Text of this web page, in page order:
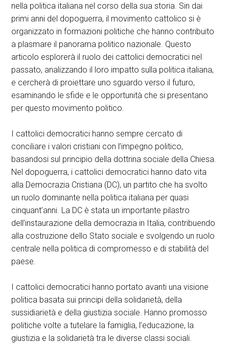
nella politica italiana nel corso della sua storia. Sin dai
primi anni del dopoguerra, il movimento cattolico si è
organizzato in formazioni politiche che hanno contribuito
a plasmare il panorama politico nazionale. Questo
articolo esplorerà il ruolo dei cattolici democratici nel
passato, analizzando il loro impatto sulla politica italiana,
e cercherà di proiettare uno sguardo verso il futuro,
esaminando le sfide e le opportunità che si presentano
per questo movimento politico.
I cattolici democratici hanno sempre cercato di
conciliare i valori cristiani con l’impegno politico,
basandosi sul principio della dottrina sociale della Chiesa.
Nel dopoguerra, i cattolici democratici hanno dato vita
alla Democrazia Cristiana (DC), un partito che ha svolto
un ruolo dominante nella politica italiana per quasi
cinquant’anni. La DC è stata un importante pilastro
dell’instaurazione della democrazia in Italia, contribuendo
alla costruzione dello Stato sociale e svolgendo un ruolo
centrale nella politica di compromesso e di stabilità del
paese.
I cattolici democratici hanno portato avanti una visione
politica basata sui principi della solidarietà, della
sussidiarietà e della giustizia sociale. Hanno promosso
politiche volte a tutelare la famiglia, l’educazione, la
giustizia e la solidarietà tra le diverse classi sociali.